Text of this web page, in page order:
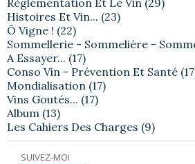
SUIVEZ-MOI
Histoires Et Vin... (23)
Ô Vigne ! (22)
Sommellerie - Sommelière -
A Essayer... (17)
Conso Vin - Prévention Et Santé
Mondialisation (17)
Vins Goutés... (17)
Album (13)
Les Cahiers Des Charges (9)